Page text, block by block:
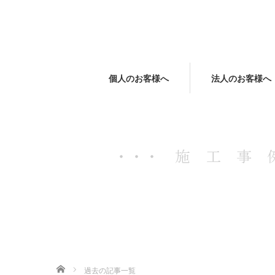
個人のお客様へ 法人のお客様へ
ホーム 過去の記事一覧